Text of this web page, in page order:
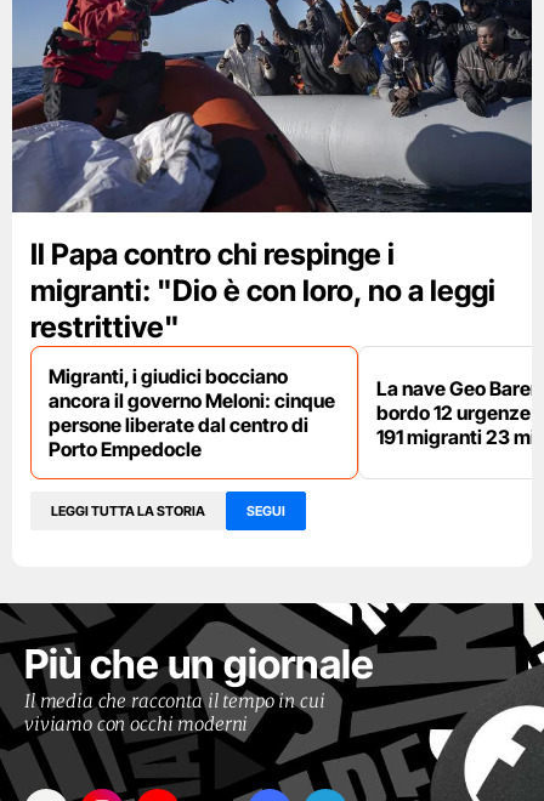
Il Papa contro chi respinge i
migranti: "Dio è con loro, no a leggi
restrittive"
Migranti, i giudici bocciano
ancora il governo Meloni: cinque
persone liberate dal centro di
Porto Empedocle
La nave Geo
bordo 12 urgenze
191 migranti 23
LEGGI TUTTA LA STORIA SEGUI
Più che un giornale
Il media che racconta il tempo in cui
viviamo con occhi moderni